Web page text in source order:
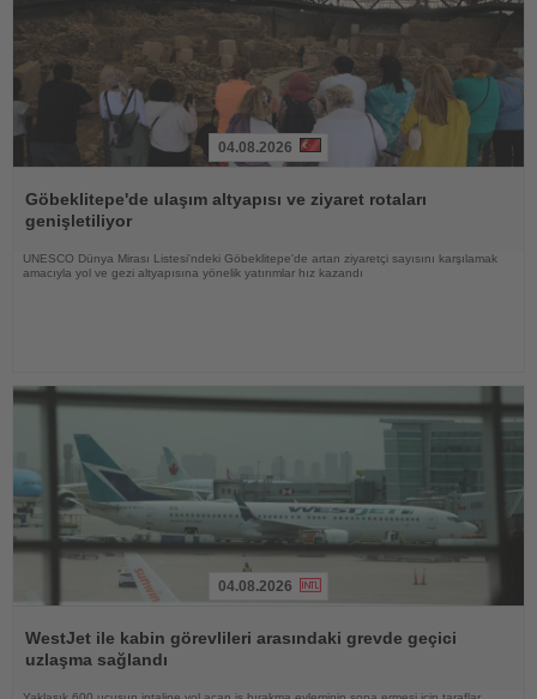
Oku
04.08.2026
Göbeklitepe'de ulaşım altyapısı ve ziyaret rotaları
genişletiliyor
UNESCO Dünya Mirası Listesi'ndeki Göbeklitepe'de artan ziyaretçi sayısını karşılamak
amacıyla yol ve gezi altyapısına yönelik yatırımlar hız kazandı
Oku
04.08.2026
WestJet ile kabin görevlileri arasındaki grevde geçici
uzlaşma sağlandı